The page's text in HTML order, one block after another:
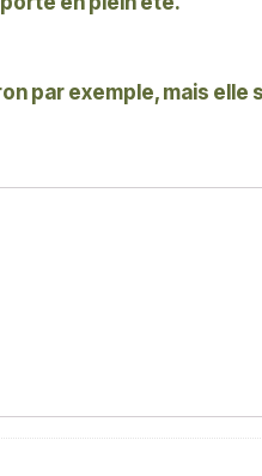
par exemple, mais elle